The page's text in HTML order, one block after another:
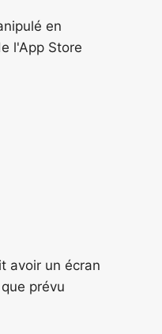
en
l'App Store
avoir un écran
prévu